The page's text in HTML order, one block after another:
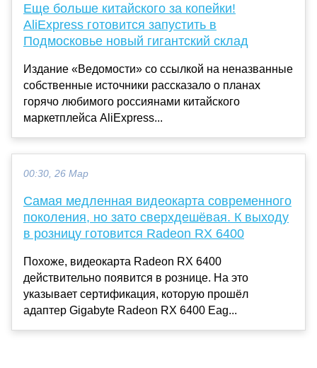
Еще больше китайского за копейки!
AliExpress готовится запустить в
Подмосковье новый гигантский склад
Издание «Ведомости» со ссылкой на неназванные
собственные источники рассказало о планах
горячо любимого россиянами китайского
маркетплейса AliExpress...
00:30, 26 Мар
Самая медленная видеокарта современного
поколения, но зато сверхдешёвая. К выходу
в розницу готовится Radeon RX 6400
Похоже, видеокарта Radeon RX 6400
действительно появится в рознице. На это
указывает сертификация, которую прошёл
адаптер Gigabyte Radeon RX 6400 Eag...